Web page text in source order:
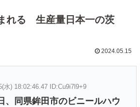
れる 生産量日本一の茨
2024.05.15
水) 18:02:46.47 ID:Cu9i7l9+9
同県鉾田市のビニールハウ